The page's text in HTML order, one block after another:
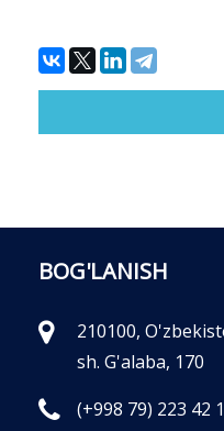
BOG'LANISH
210100,
sh. G'alaba, 170
(+998 79) 223 42